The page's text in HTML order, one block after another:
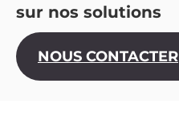
sur nos solutions
NOUS CONTACTER